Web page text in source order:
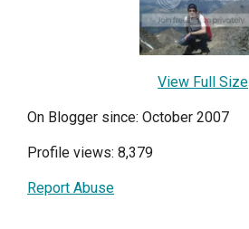
View Full Size
On Blogger since: October 2007
Profile views: 8,379
Report Abuse